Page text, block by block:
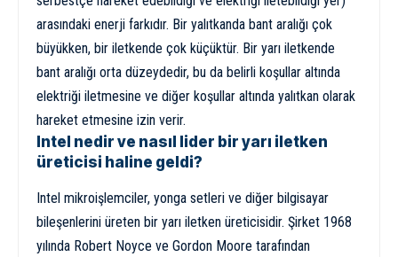
arasındaki enerji farkıdır. Bir yalıtkanda bant aralığı çok
büyükken, bir iletkende çok küçüktür. Bir yarı iletkende
bant aralığı orta düzeydedir, bu da belirli koşullar altında
elektriği iletmesine ve diğer koşullar altında yalıtkan olarak
hareket etmesine izin verir.
Intel nedir ve nasıl lider bir yarı iletken
üreticisi haline geldi?
Intel mikroişlemciler, yonga setleri ve diğer bilgisayar
bileşenlerini üreten bir yarı iletken üreticisidir. Şirket 1968
yılında Robert Noyce ve Gordon Moore tarafından